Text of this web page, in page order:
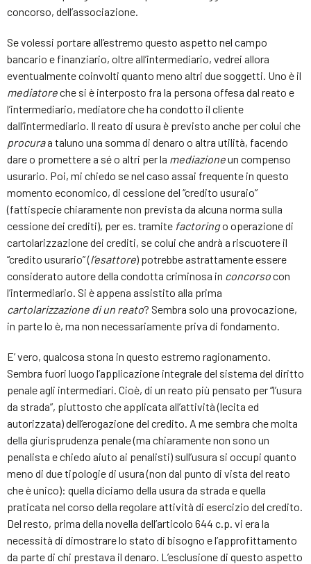
concorso, dell’associazione.
Se volessi portare all’estremo questo aspetto nel campo
bancario e finanziario, oltre all’intermediario, vedrei allora
eventualmente coinvolti quanto meno altri due soggetti. Uno è il
mediatoreche si è interposto fra la persona offesa dal reato e
l’intermediario, mediatore che ha condotto il cliente
dall’intermediario. Il reato di usura è previsto anche per colui che
procuraa taluno una somma di denaro o altra utilità, facendo
dare o promettere a sé o altri per la mediazioneun compenso
usurario. Poi, mi chiedo se nel caso assai frequente in questo
momento economico, di cessione del “credito usuraio”
(fattispecie chiaramente non prevista da alcuna norma sulla
cessione dei crediti), per es. tramite factoringo operazione di
cartolarizzazione dei crediti, se colui che andrà a riscuotere il
“credito usurario” (l’esattore) potrebbe astrattamente essere
considerato autore della condotta criminosa in concorsocon
l’intermediario. Si è appena assistito alla prima
cartolarizzazione di un reato? Sembra solo una provocazione,
in parte lo è, ma non necessariamente priva di fondamento.
E’ vero, qualcosa stona in questo estremo ragionamento.
Sembra fuori luogo l’applicazione integrale del sistema del diritto
penale agli intermediari. Cioè, di un reato più pensato per “l’usura
da strada”, piuttosto che applicata all’attività (lecita ed
autorizzata) dell’erogazione del credito. A me sembra che molta
della giurisprudenza penale (ma chiaramente non sono un
penalista e chiedo aiuto ai penalisti) sull’usura si occupi quanto
meno di due tipologie di usura (non dal punto di vista del reato
che è unico): quella diciamo della usura da strada e quella
praticata nel corso della regolare attività di esercizio del credito.
Del resto, prima della novella dell’articolo 644 c.p. vi era la
necessità di dimostrare lo stato di bisogno e l’approfittamento
da parte di chi prestava il denaro. L’esclusione di questo aspetto